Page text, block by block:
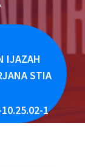
IJAZAH
STIA
1